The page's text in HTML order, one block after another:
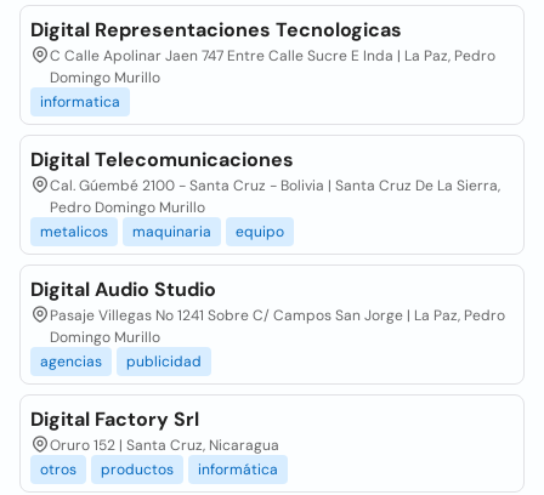
Digital Representaciones Tecnologicas
C Calle Apolinar Jaen 747 Entre Calle Sucre E Inda | La Paz, Pedro
Domingo Murillo
informatica
Digital Telecomunicaciones
Cal. Gúembé 2100 - Santa Cruz - Bolivia | Santa Cruz De La Sierra,
Pedro Domingo Murillo
metalicos
maquinaria equipo
Digital Audio Studio
Pasaje Villegas No 1241 Sobre C/ Campos San Jorge | La Paz, Pedro
Domingo Murillo
agencias
publicidad
Digital Factory Srl
Oruro 152 | Santa Cruz, Nicaragua
otros
productos informática